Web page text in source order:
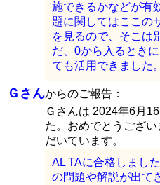
施できるかなどが有
題に関してはここの
を見るので、そこは
だ、0から入るとき
ても活用できました
Ｇさんからのご報告：
Ｇさんは 2024年6月
た。おめでとうござ
だいています。
AL TAに合格しまし
の問題や解説が出て